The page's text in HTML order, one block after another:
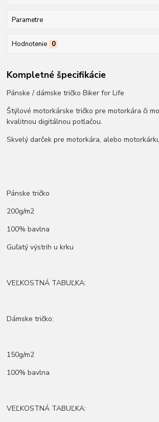
Parametre
Hodnotenie 0
Kompletné špecifikácie
Pánske / dámske tričko Biker for Life
Štýlové motorkárske tričko pre motorkára či
kvalitnou digitálnou potlačou.
Skvelý darček pre motorkára, alebo
Pánske tričko
200g/m2
100% bavlna
Guľatý výstrih u krku
VEĽKOSTNÁ TABUĽKA:
Dámske tričko:
150g/m2
100% bavlna
VEĽKOSTNÁ TABUĽKA: